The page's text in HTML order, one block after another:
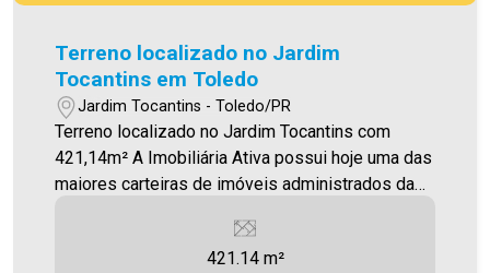
Terreno localizado no Jardim
Tocantins em Toledo
Jardim Tocantins - Toledo/PR
Terreno localizado no Jardim Tocantins com
421,14m² A Imobiliária Ativa possui hoje uma das
maiores carteiras de imóveis administrados da
421.14 m²